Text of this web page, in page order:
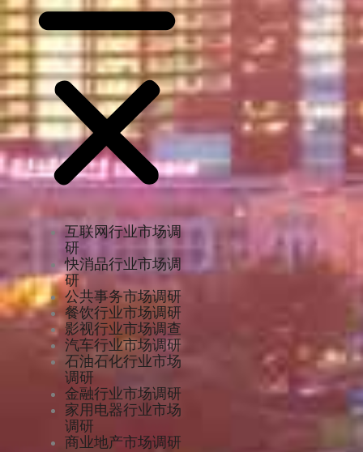
互联网行业市场调
研
快消品行业市场调
研
公共事务市场调研
餐饮行业市场调研
影视行业市场调查
汽车行业市场调研
石油石化行业市场
调研
金融行业市场调研
家用电器行业市场
调研
商业地产市场调研